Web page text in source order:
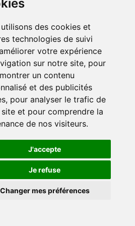
des cookies et
technologies de suivi
votre expérience
sur notre site, pour
un contenu
et des publicités
pour analyser le trafic de
et pour comprendre la
de nos visiteurs.
J'accepte
Je refuse
Changer mes préférences